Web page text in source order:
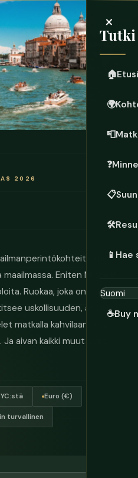
×
Tutki
🏠
🌍
📮
❓
📋
🛠️
📱 Hae
☕Buy
2026
kuin
Eniten Michelin-
Ruokaa, joka on vahvasti
uskollisuuden, antiikin
matkalla kahvilaan, joka
aivan kaikki muut ovat
Euro (€)
turvallinen